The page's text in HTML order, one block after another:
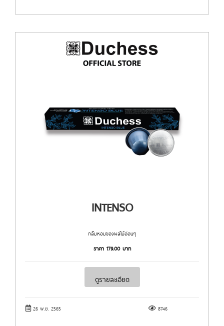
INTENSO
กลิ่มหอมของผลไม้อ่อนๆ
ราคา 179.00บาท
ดูรายละเอียด
26 พ.ย. 2565 8746